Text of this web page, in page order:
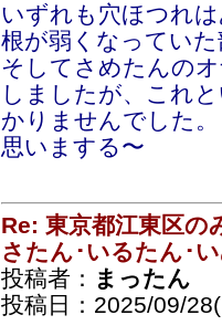
いずれも穴ほつれ
根が弱くなってい
そしてさめたんの
しましたが、これ
かりませんでした
思いまする〜
Re: 東京都江東区の
さたん･いるたん･
投稿者： まったん
投稿日：2025/09/